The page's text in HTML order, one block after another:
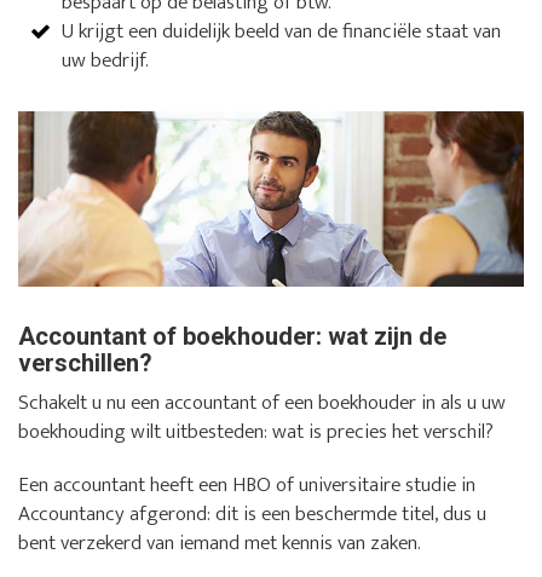
U krijgt een duidelijk beeld van de financiële staat van
uw bedrijf.
Accountant of boekhouder: wat zijn de
verschillen?
Schakelt u nu een accountant of een boekhouder in als u uw
boekhouding wilt uitbesteden: wat is precies het verschil?
Een accountant heeft een HBO of universitaire studie in
Accountancy afgerond: dit is een beschermde titel, dus u
bent verzekerd van iemand met kennis van zaken.